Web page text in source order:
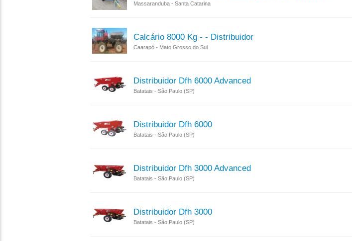
Massaranduba - Santa Catarina
Calcário 8000 Kg - - Distribuidor
Caarapó - Mato Grosso do Sul
Distribuidor Dfh 6000 Advanced
Batatais - São Paulo (SP)
Distribuidor Dfh 6000
Batatais - São Paulo (SP)
Distribuidor Dfh 3000 Advanced
Batatais - São Paulo (SP)
Distribuidor Dfh 3000
Batatais - São Paulo (SP)